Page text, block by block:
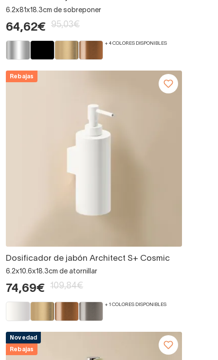
6.2x81x18.3cm de sobreponer
64,62€ 95,03€
+ 4 COLORES DISPONIBLES
Rebajas
Dosificador de jabón Architect S+ Cosmic
6.2x10.6x18.3cm de atornillar
74,69€ 109,84€
+ 1 COLORES DISPONIBLES
Novedad
Rebajas